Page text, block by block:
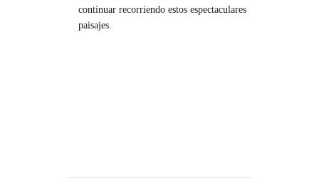
continuar recorriendo estos espectaculares
paisajes.